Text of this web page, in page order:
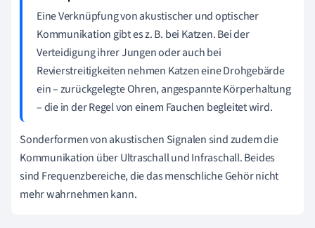
Eine Verknüpfung von akustischer und optischer
Kommunikation gibt es z. B. bei Katzen. Bei der
Verteidigung ihrer Jungen oder auch bei
Revierstreitigkeiten nehmen Katzen eine Drohgebärde
ein – zurückgelegte Ohren, angespannte Körperhaltung
– die in der Regel von einem Fauchen begleitet wird.
Sonderformen von akustischen Signalen sind zudem die
Kommunikation über Ultraschall und Infraschall. Beides
sind Frequenzbereiche, die das menschliche Gehör nicht
mehr wahrnehmen kann.